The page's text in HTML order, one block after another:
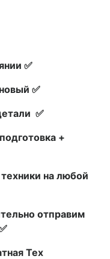
✅
✅
✅
+
на любой
отправим
Тех